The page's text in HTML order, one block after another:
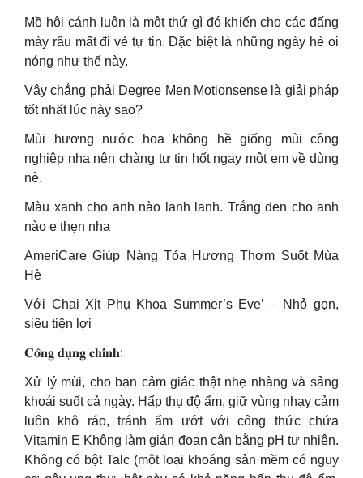
Mồ hôi cánh luôn là một thứ gì đó khiến cho các đấng
mày râu mất đi vẻ tự tin. Đặc biệt là những ngày hè oi
nóng như thế này.
Vậy chẳng phải Degree Men Motionsense là giải pháp
tốt nhất lúc này sao?
Mùi hương nước hoa không hề giống mùi công
nghiệp nha nên chàng tự tin hốt ngay một em về dùng
nè.
Màu xanh cho anh nào lanh lanh. Trắng đen cho anh
nào e thẹn nha
AmeriCare Giúp Nàng Tỏa Hương Thơm Suốt Mùa
Hè
Với Chai Xịt Phụ Khoa Summer’s Eve’ – Nhỏ gọn,
siêu tiện lợi
𝐂𝐨̂𝐧𝐠 𝐝𝐮̣𝐧𝐠 𝐜𝐡𝐢́𝐧𝐡:
Xử lý mùi, cho bạn cảm giác thật nhẹ nhàng và sảng
khoái suốt cả ngày. Hấp thụ độ ẩm, giữ vùng nhạy cảm
luôn khô ráo, tránh ẩm ướt với công thức chứa
Vitamin E Không làm gián đoạn cân bằng pH tự nhiên.
Không có bột Talc (một loại khoáng sản mềm có nguy